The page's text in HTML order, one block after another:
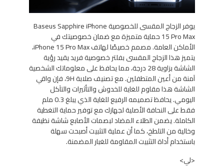
يوفر الزجاج المقسى للخصوصية Baseus Sapphire iPhone
15 Pro Max حماية متميزة مع ضمان خصوصيتك في
الأماكن العامة. مصمم خصيصًا لهاتف iPhone 15 Pro Max،
يتميز هذا الزجاج المقسى بفلتر خصوصية فريد يقيد رؤية
الشاشة بزاوية 28 درجة، مما يحافظ على معلوماتك الشخصية
آمنة من أعين المتطفلين. مع تصنيف صلابة 9H، فإن واقي
الشاشة هذا مقاوم للغاية للخدوش والتأثيرات والتآكل
اليومي. يحافظ تصميمه الرفيع للغاية الذي يبلغ 0.3 ملم
فقط على النحافة الأصلية لجهازك مع توفير حماية التغطية
الكاملة. يضمن الطلاء المضاد لبصمات الأصابع شاشة نظيفة
وخالية من التلطخ، كما أن عملية التثبيت أصبحت سهلة
باستخدام أداة التثبيت المقاومة للغبار المضمنة.
<لي>